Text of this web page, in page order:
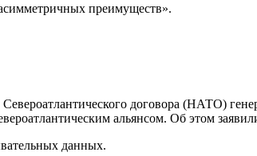
преимуществ».
договора (НАТО)
альянсом. Об этом
данных.